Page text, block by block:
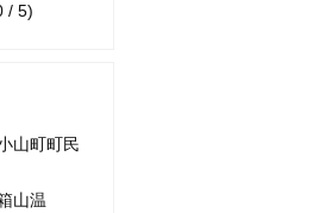
/ 5)
山町町民
山温